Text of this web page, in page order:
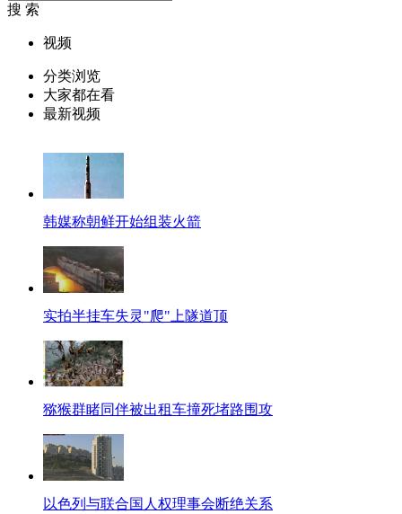
搜 索
视频
分类浏览
大家都在看
最新视频
韩媒称朝鲜开始组装火箭
实拍半挂车失灵"爬"上隧道顶
猕猴群睹同伴被出租车撞死堵路围攻
以色列与联合国人权理事会断绝关系